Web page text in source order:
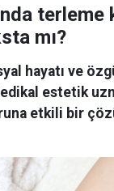
terleme
mı?
hayatı ve
estetik
etkili bir